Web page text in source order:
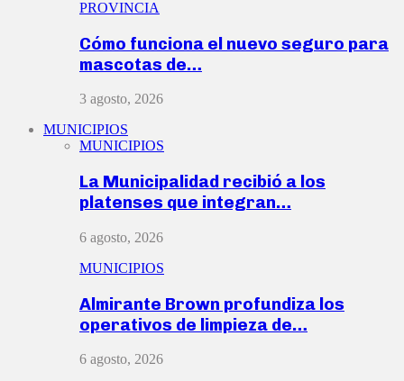
PROVINCIA
Cómo funciona el nuevo seguro para
mascotas de…
3 agosto, 2026
MUNICIPIOS
MUNICIPIOS
La Municipalidad recibió a los
platenses que integran…
6 agosto, 2026
MUNICIPIOS
Almirante Brown profundiza los
operativos de limpieza de…
6 agosto, 2026